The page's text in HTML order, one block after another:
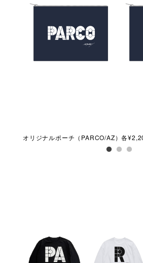
オリジナルポーチ（PARCO/AZ）各